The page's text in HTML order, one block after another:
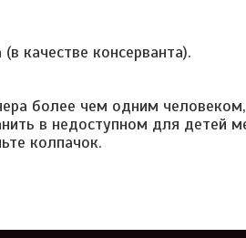
качестве консерванта).
более чем одним
в недоступном для детей
колпачок.